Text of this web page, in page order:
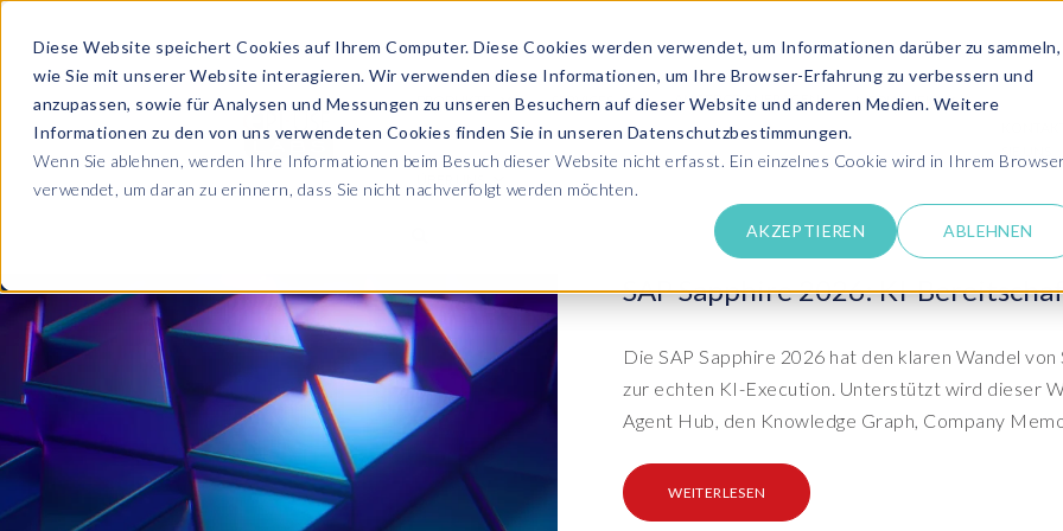
Diese Website speichert Cookies auf Ihrem Computer. Diese Cookies werden verwendet, um Informationen darüber zu sammeln,
wie Sie mit unserer Website interagieren. Wir verwenden diese Informationen, um Ihre Browser-Erfahrung zu verbessern und
anzupassen, sowie für Analysen und Messungen zu unseren Besuchern auf dieser Website und anderen Medien. Weitere
Informationen zu den von uns verwendeten Cookies finden Sie in unseren Datenschutzbestimmungen.
Wenn Sie ablehnen, werden Ihre Informationen beim Besuch dieser Website nicht erfasst. Ein einzelnes Cookie wird in Ihrem
verwendet, um daran zu erinnern, dass Sie nicht nachverfolgt werden möchten.
AKZEPTIEREN ABLEHNEN
PRODUKTE
Datenschutz & Sicherheit
Data Privacy Suite
Data Secure™
Data Disclose™
HCM Productivity Suite
Document Builder™
SERVICES
SAP HCM & Payroll
Transformation mit PRISM™
SAP® SuccessFactors®
Integration Monitoring
Payroll reporting
Transformation
Transformation zu SAP
System Landscape Optimization
(SLO)
ANGEBOT ANFRAGEN MEDIATHEK
Lesen Sie alle Updates zu SAP SLO, SAP HCM, Datenschutz &
Webinare
Lernen Sie von unseren Experten in Live und On-Demand
Webinaren
E-Books, Whitepaper & mehr...
Entdecken Sie unsere E-Books, Whitepaper usw. zum Download
Verbessern Sie Ihr SAP Know-how mit unseren Videos
Success
Lernen Sie aus
Schulungen
Finden Sie die
ÜBER UNS
Wer wir sind
Unsere Kultur
Karriere
Partner
Kontaktieren Sie uns
Support
SIE UNS
SAP Sapphire 2026: KI-
Die SAP Sapphire 2026 hat den klaren Wandel
zur echten KI-Execution. Unterstützt wird dieser
Agent Hub, den Knowledge Graph, Company
WEITERLESEN